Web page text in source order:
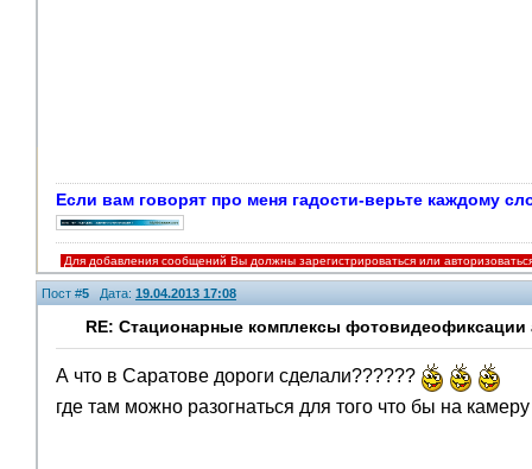
Если вам говорят про меня гадости-верьте каждому
Для добавления сообщений Вы должны зарегистрироваться или
Пост #5 Дата: 19.04.2013 17:08
RE: Стационарные комплексы фотовидеофиксации
А что в Саратове дороги сделали??????
где там можно разогнаться для того что бы на